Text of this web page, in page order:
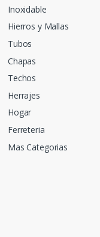
Inoxidable
Hierros y Mallas
Tubos
Chapas
Techos
Herrajes
Hogar
Ferreteria
Mas Categorias